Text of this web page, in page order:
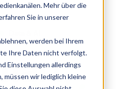
Mehr über die
Sie in unserer
werden bei Ihrem
Ihre Daten nicht verfolgt.
Einstellungen allerdings
müssen wir lediglich kleine